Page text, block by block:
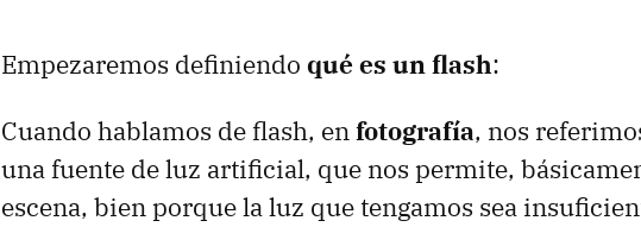
Empezaremos definiendo qué es un flash:
Cuando hablamos de flash, enfotografía, nos
una fuente de luz artificial, que nos permite,
escena, bien porque la luz que tengamos sea